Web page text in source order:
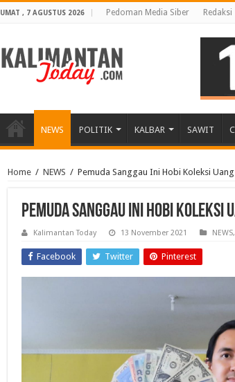
JUMAT , 7 AGUSTUS 2026 Pedoman Media Siber Redaksi
NEWS POLITIK KALBAR SAWIT
Home / NEWS / Pemuda Sanggau Ini Hobi Koleksi
Pemuda Sanggau Ini Hobi Koleksi
Kalimantan Today 13 November 2021 NEWS,
Facebook Twitter Pinterest